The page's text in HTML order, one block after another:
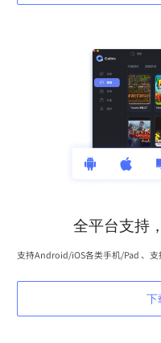
全平台支持
支持Android/iOS各类手机/Pad 、支
下